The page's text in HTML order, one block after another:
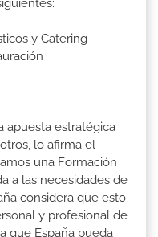
y Catering
apuesta estratégica
lo afirma el
una Formación
a las necesidades de
considera que esto
y profesional de
que España pueda